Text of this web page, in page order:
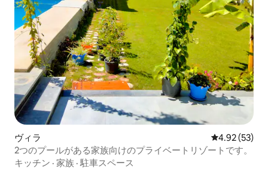
ヴィラ レビュー53
4.92 (53)
2つのプールがある家族向けのプライベートリゾートです。
キッチン · 家族 · 駐車スペース